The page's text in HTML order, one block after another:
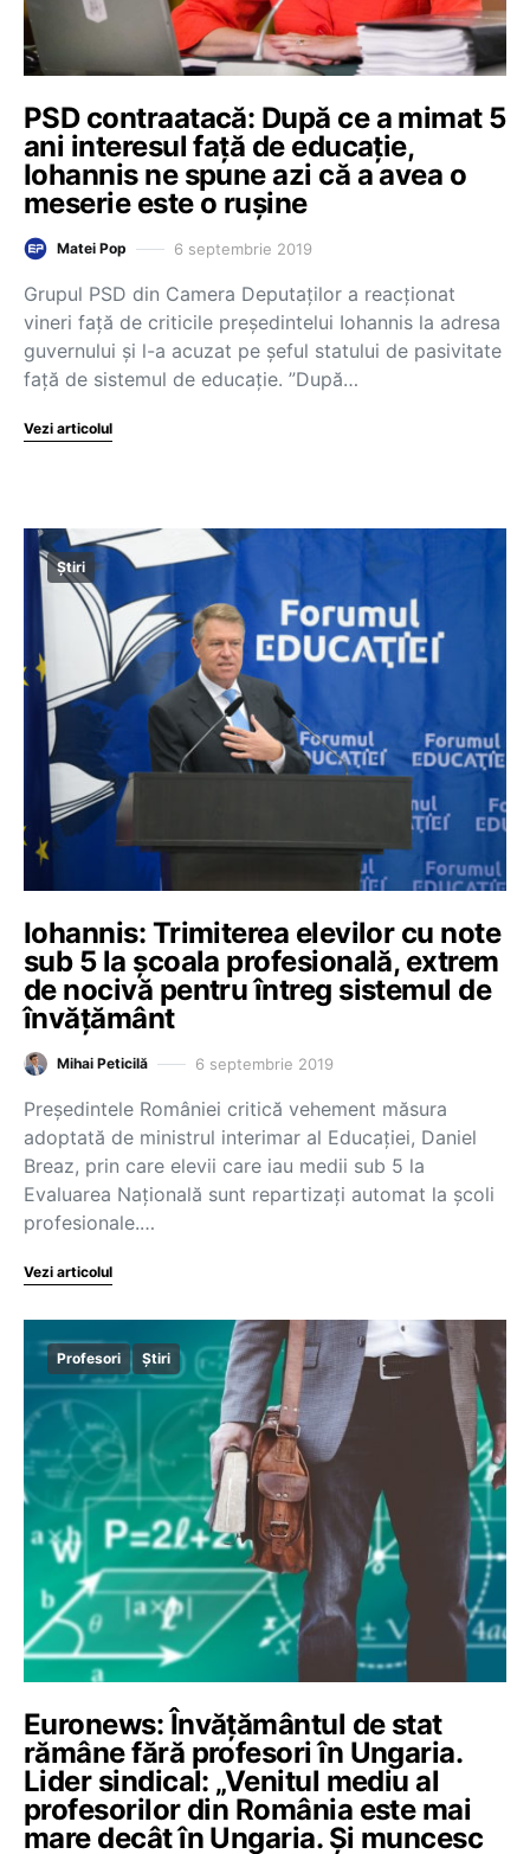
PSD contraatacă: După ce a mimat 5
ani interesul față de educație,
Iohannis ne spune azi că a avea o
meserie este o rușine
Matei Pop 6 septembrie 2019
Grupul PSD din Camera Deputaților a reacționat
vineri față de criticile președintelui Iohannis la adresa
guvernului și l-a acuzat pe șeful statului de pasivitate
față de sistemul de educație. ”După…
Vezi articolul
Știri
Iohannis: Trimiterea elevilor cu note
sub 5 la școala profesională, extrem
de nocivă pentru întreg sistemul de
învățământ
Mihai Peticilă 6 septembrie 2019
Președintele României critică vehement măsura
adoptată de ministrul interimar al Educației, Daniel
Breaz, prin care elevii care iau medii sub 5 la
Evaluarea Națională sunt repartizați automat la școli
profesionale.…
Vezi articolul
Profesori Știri
Euronews: Învățământul de stat
rămâne fără profesori în Ungaria.
Lider sindical: „Venitul mediu al
profesorilor din România este mai
mare decât în Ungaria. Și muncesc